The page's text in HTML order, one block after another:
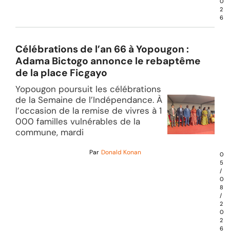
2
6
Célébrations de l’an 66 à Yopougon :
Adama Bictogo annonce le rebaptême
de la place Ficgayo
Yopougon poursuit les célébrations
de la Semaine de l’Indépendance. À
l’occasion de la remise de vivres à 1
000 familles vulnérables de la
commune, mardi
Par Donald Konan
0
5
/
0
8
/
2
0
2
6